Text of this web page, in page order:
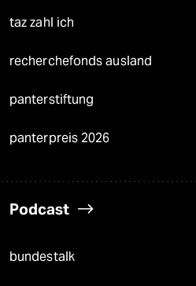
taz zahl ich
recherchefonds ausland
panterstiftung
panterpreis 2026
Podcast
bundestalk